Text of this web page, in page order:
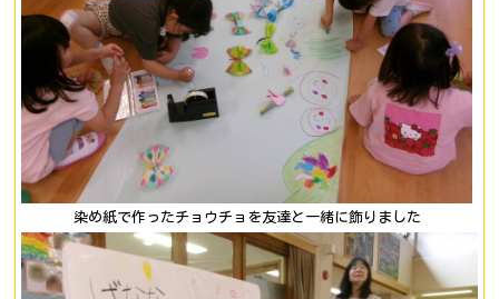
染め紙で作ったチョウチョを友達と一緒に飾りました